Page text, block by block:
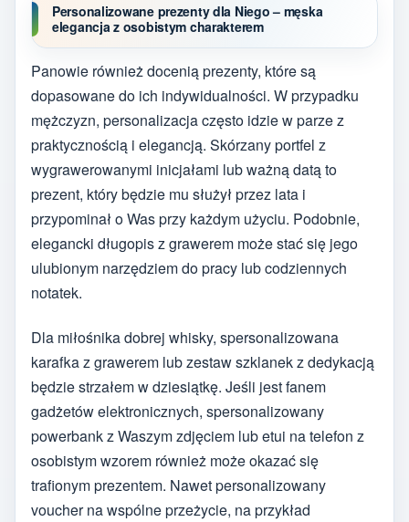
Personalizowane prezenty dla Niego – męska
elegancja z osobistym charakterem
Panowie również docenią prezenty, które są
dopasowane do ich indywidualności. W przypadku
mężczyzn, personalizacja często idzie w parze z
praktycznością i elegancją. Skórzany portfel z
wygrawerowanymi inicjałami lub ważną datą to
prezent, który będzie mu służył przez lata i
przypominał o Was przy każdym użyciu. Podobnie,
elegancki długopis z grawerem może stać się jego
ulubionym narzędziem do pracy lub codziennych
notatek.
Dla miłośnika dobrej whisky, spersonalizowana
karafka z grawerem lub zestaw szklanek z dedykacją
będzie strzałem w dziesiątkę. Jeśli jest fanem
gadżetów elektronicznych, spersonalizowany
powerbank z Waszym zdjęciem lub etui na telefon z
osobistym wzorem również może okazać się
trafionym prezentem. Nawet personalizowany
voucher na wspólne przeżycie, na przykład